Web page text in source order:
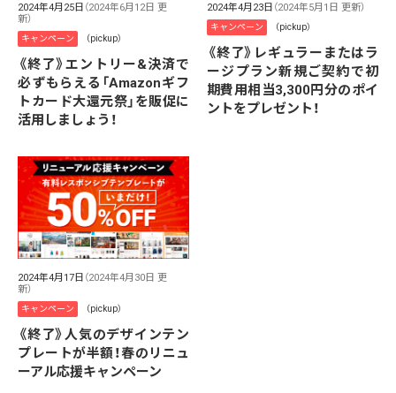
2024年4月25日 （2024年6月12日 更
新）
キャンペーン （pickup）
《終了》エントリー&決済で
必ずもらえる「Amazonギフ
トカード大還元祭」を販促に
活用しましょう！
2024年4月23日 （2024年5月1日 更新）
キャンペーン （pickup）
《終了》レギュラーまたはラ
ージプラン新規ご契約で初
期費用相当3,300円分のポイ
ントをプレゼント！
2024年4月17日 （2024年4月30日 更
新）
キャンペーン （pickup）
《終了》人気のデザインテン
プレートが半額！春のリニュ
ーアル応援キャンペーン